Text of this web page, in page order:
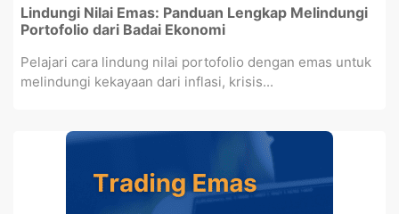
Lindungi Nilai Emas: Panduan Lengkap Melindungi
Portofolio dari Badai Ekonomi
Pelajari cara lindung nilai portofolio dengan emas untuk
melindungi kekayaan dari inflasi, krisis...